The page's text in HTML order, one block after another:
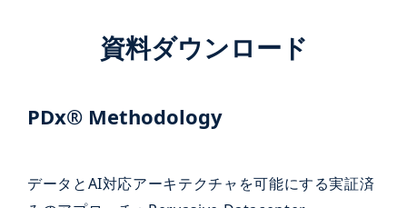
資料ダウンロード
PDx® Methodology
データとAI対応アーキテクチャを可能にする実証済